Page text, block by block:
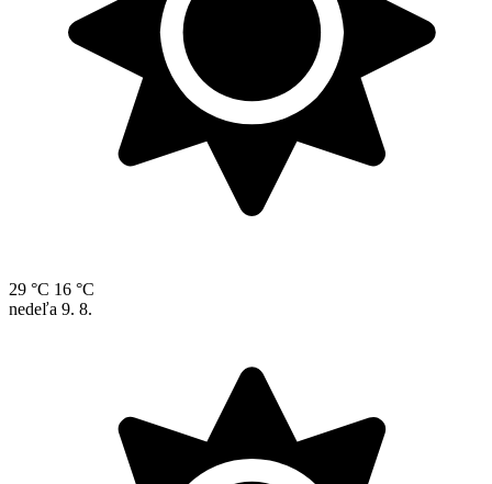
29 °C 16 °C
nedeľa 9. 8.